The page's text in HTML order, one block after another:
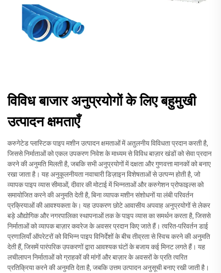
विविध बाजार अनुप्रयोगों के लिए बहुमुखी
उत्पादन क्षमताएँ
करुगेटेड प्लास्टिक पाइप मशीन उत्पादन क्षमताओं में अतुलनीय विविधता प्रदान करती है,
जिससे निर्माताओं को एकल उपकरण निवेश के माध्यम से विविध बाज़ार खंडों को सेवा प्रदान
करने की अनुमति मिलती है, जबकि सभी अनुप्रयोगों में दक्षता और गुणवत्ता मानकों को बनाए
रखा जाता है। यह अनुकूलनीयता नवाचारी डिज़ाइन विशेषताओं से उत्पन्न होती है, जो
व्यापक पाइप व्यास सीमाओं, दीवार की मोटाई में भिन्नताओं और करुगेशन प्रोफाइल्स को
समायोजित करने की अनुमति देती है, बिना व्यापक मशीन संशोधनों या लंबी परिवर्तन
प्रक्रियाओं की आवश्यकता के। यह उपकरण छोटे आवासीय अपवाह अनुप्रयोगों से लेकर
बड़े औद्योगिक और नगरपालिका स्थापनाओं तक के पाइप व्यास का समर्थन करता है, जिससे
निर्माताओं को व्यापक बाज़ार कवरेज के अवसर प्रदान किए जाते हैं। त्वरित-परिवर्तन डाई
प्रणालियाँ ऑपरेटरों को विभिन्न पाइप विनिर्देशों के बीच तीव्रता से स्विच करने की अनुमति
देती हैं, जिसमें पारंपरिक उपकरणों द्वारा आवश्यक घंटों के बजाय कई मिनट लगते हैं। यह
लचीलापन निर्माताओं को ग्राहकों की मांगों और बाज़ार के अवसरों के प्रति त्वरित
प्रतिक्रिया करने की अनुमति देता है, जबकि उत्तम उत्पादन अनुसूची बनाए रखी जाती है।